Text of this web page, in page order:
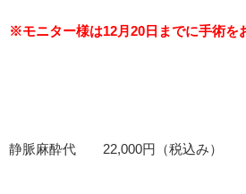
※モニター様は12月20日までに手術を
静脈麻酔代 22,000円（税込み）